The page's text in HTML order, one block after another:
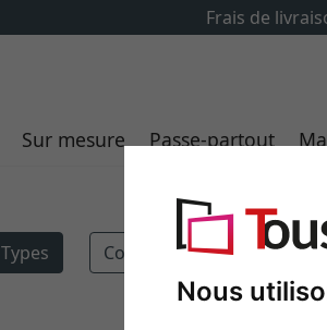
Nous
✓
Sur mesure Passe-partout
Types Conseils utiles Idées